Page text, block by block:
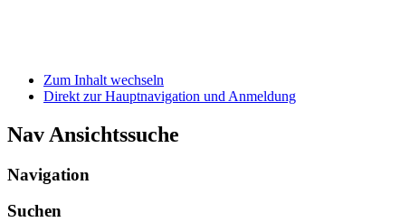
Zum Inhalt wechseln
Direkt zur Hauptnavigation und Anmeldung
Nav Ansichtssuche
Navigation
Suchen